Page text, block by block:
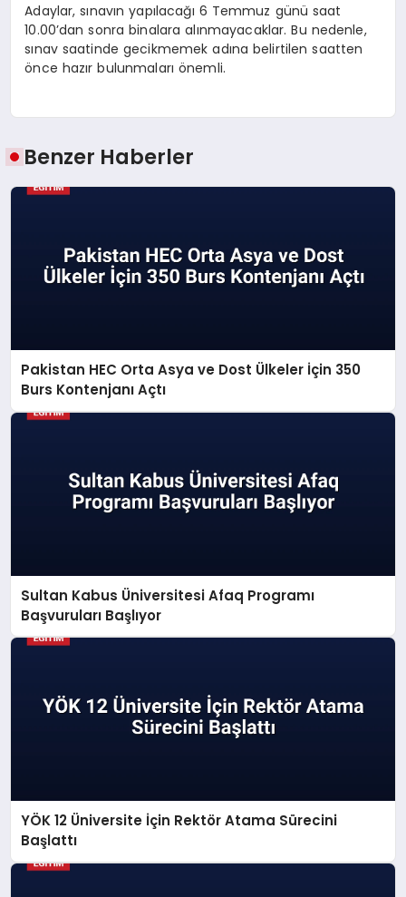
Adaylar, sınavın yapılacağı 6 Temmuz günü saat
10.00’dan sonra binalara alınmayacaklar. Bu nedenle,
sınav saatinde gecikmemek adına belirtilen saatten
önce hazır bulunmaları önemli.
Benzer Haberler
Pakistan HEC Orta Asya ve Dost Ülkeler İçin 350
Burs Kontenjanı Açtı
Sultan Kabus Üniversitesi Afaq Programı
Başvuruları Başlıyor
YÖK 12 Üniversite İçin Rektör Atama Sürecini
Başlattı